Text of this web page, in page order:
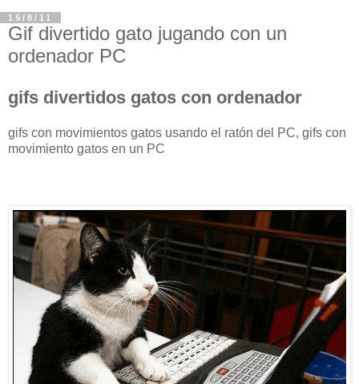
15/8/11
Gif divertido gato jugando con un
ordenador PC
gifs divertidos gatos con ordenador
gifs con movimientos gatos usando el ratón del PC, gifs con
movimiento gatos en un PC